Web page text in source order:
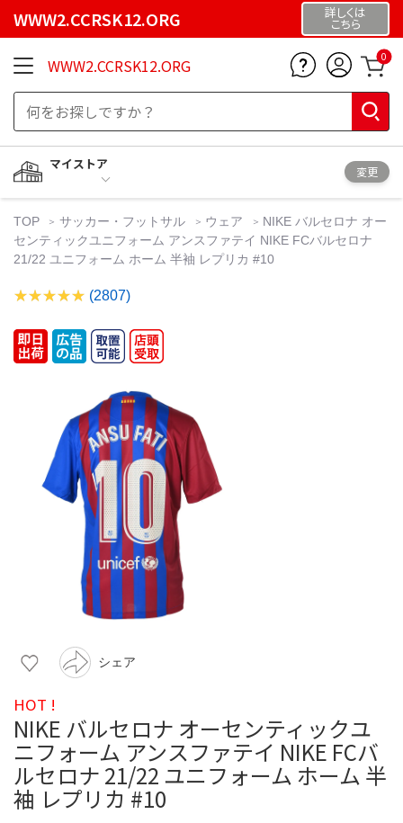
WWW2.CCRSK12.ORG 詳しくは
こちら
WWW2.CCRSK12.ORG 0
マイストア
変更
TOP サッカー・フットサル ウェア
NIKE バルセロナ オー
センティックユニフォーム アンスファテイ NIKE FCバルセロナ
21/22 ユニフォーム ホーム 半袖 レプリカ #10
(2807)
シェア
HOT !
NIKE バルセロナ オーセンティックユ
ニフォーム アンスファテイ NIKE FCバ
ルセロナ 21/22 ユニフォーム ホーム 半
袖 レプリカ #10